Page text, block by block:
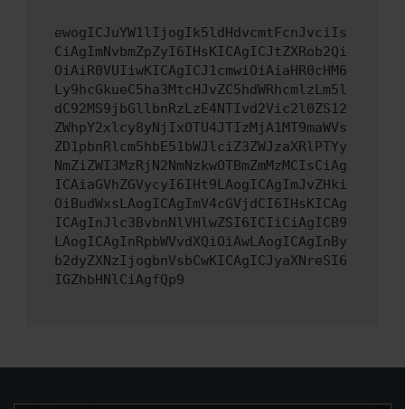
ewogICJuYW1lIjogIk5ldHdvcmtFcnJvciIs
CiAgImNvbmZpZyI6IHsKICAgICJtZXRob2Qi
OiAiR0VUIiwKICAgICJ1cmwiOiAiaHR0cHM6
Ly9hcGkueC5ha3MtcHJvZC5hdWRhcmlzLm5l
dC92MS9jbGllbnRzLzE4NTIvd2Vic2l0ZS12
ZWhpY2xlcy8yNjIxOTU4JTIzMjA1MT9maWVs
ZD1pbnRlcm5hbE51bWJlciZ3ZWJzaXRlPTYy
NmZiZWI3MzRjN2NmNzkwOTBmZmMzMCIsCiAg
ICAiaGVhZGVycyI6IHt9LAogICAgImJvZHki
OiBudWxsLAogICAgImV4cGVjdCI6IHsKICAg
ICAgInJlc3BvbnNlVHlwZSI6ICIiCiAgICB9
LAogICAgInRpbWVvdXQiOiAwLAogICAgInBy
b2dyZXNzIjogbnVsbCwKICAgICJyaXNreSI6
IGZhbHNlCiAgfQp9